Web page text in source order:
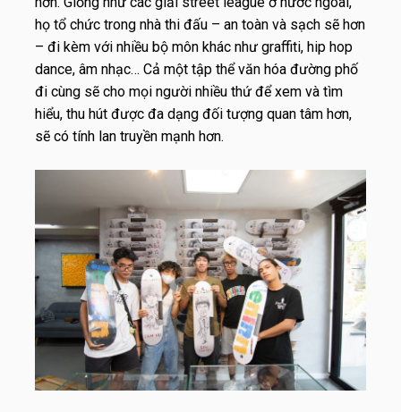
họ tổ chức trong nhà thi đấu – an toàn và sạch sẽ hơn
– đi kèm với nhiều bộ môn khác như graffiti, hip hop
dance, âm nhạc… Cả một tập thể văn hóa đường phố
đi cùng sẽ cho mọi người nhiều thứ để xem và tìm
hiểu, thu hút được đa dạng đối tượng quan tâm hơn,
sẽ có tính lan truyền mạnh hơn.